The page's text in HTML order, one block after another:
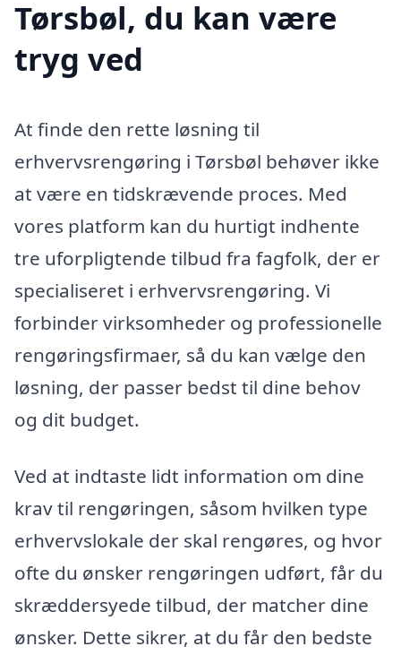
Tørsbøl, du kan være
tryg ved
At finde den rette løsning til
erhvervsrengøring i Tørsbøl behøver ikke
at være en tidskrævende proces. Med
vores platform kan du hurtigt indhente
tre uforpligtende tilbud fra fagfolk, der er
specialiseret i erhvervsrengøring. Vi
forbinder virksomheder og professionelle
rengøringsfirmaer, så du kan vælge den
løsning, der passer bedst til dine behov
og dit budget.
Ved at indtaste lidt information om dine
krav til rengøringen, såsom hvilken type
erhvervslokale der skal rengøres, og hvor
ofte du ønsker rengøringen udført, får du
skræddersyede tilbud, der matcher dine
ønsker. Dette sikrer, at du får den bedste